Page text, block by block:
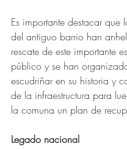
Es importante destacar que
del antiguo barrio han
rescate de este importante
público y se han
escudriñar en su historia y
de la infraestructura para
la comuna un plan de
Legado nacional